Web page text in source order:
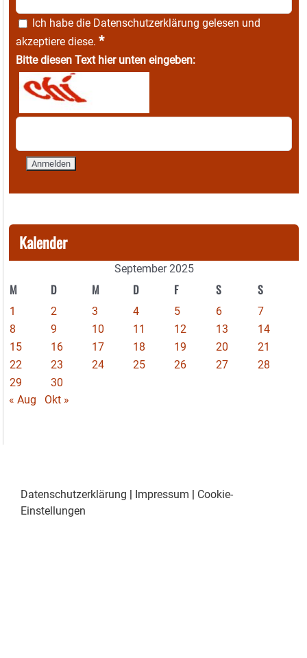
Ich habe die Datenschutzerklärung gelesen und
akzeptiere diese. *
Bitte diesen Text hier unten eingeben:
Kalender
September 2025
M D M D F S S
1 2 3 4 5 6
7
8
9 10 11 12 13
14
15
16 17 18 19 20
21
22
23 24 25 26 27
28
29
30
« Aug
Okt »
Datenschutzerklärung | Impressum | Cookie-
Einstellungen